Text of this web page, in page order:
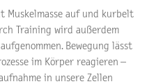
Muskelmasse auf und kurbelt
Training wird außerdem
Bewegung lässt
im Körper reagieren –
in unsere Zellen